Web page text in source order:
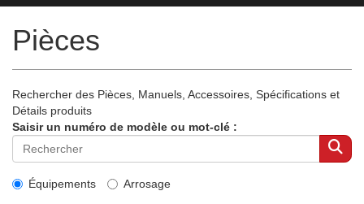
Pièces
Rechercher des Pièces, Manuels, Accessoires, Spécifications et
Détails produits
Saisir un numéro de modèle ou mot-clé :
Équipements Arrosage